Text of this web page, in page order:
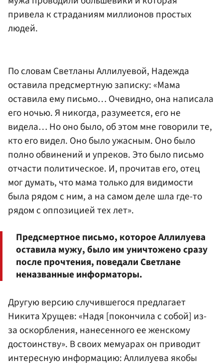
привела к страданиям миллионов простых
людей.
По словам Светланы Аллилуевой, Надежда
оставила предсмертную записку: «Мама
оставила ему письмо… Очевидно, она написала
его ночью. Я никогда, разумеется, его не
видела… Но оно было, об этом мне говорили те,
кто его видел. Оно было ужасным. Оно было
полно обвинений и упреков. Это было письмо
отчасти политическое. И, прочитав его, отец
мог думать, что мама только для видимости
была рядом с ним, а на самом деле шла где-то
рядом с оппозицией тех лет».
Предсмертное письмо, которое Аллилуева
оставила мужу, было им уничтожено сразу
после прочтения, поведали Светлане
неназванные информаторы.
Другую версию случившегося предлагает
Никита Хрущев: «Надя [покончила с собой] из-
за оскорбления, нанесенного ее женскому
достоинству». В своих мемуарах он приводит
интересную информацию: Аллилуева якобы